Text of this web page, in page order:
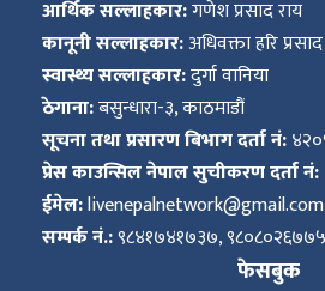
आर्थिक सल्लाहकार:गणेश प्रसाद राय
कानूनी सल्लाहकार:अधिवक्ता हरि
स्वास्थ्य सल्लाहकार:दुर्गा वानिया
ठेगाना:बसुन्धारा-३, काठमाडौं
सूचना तथा प्रसारण बिभाग दर्ता नं:
प्रेस काउन्सिल नेपाल सुचीकरण दर्ता नं:
ईमेल:livenepalnetwork@gmail.com
सम्पर्क नं.:९८४१७४१७३७, ९८०८०२६७७५
फेसबुक